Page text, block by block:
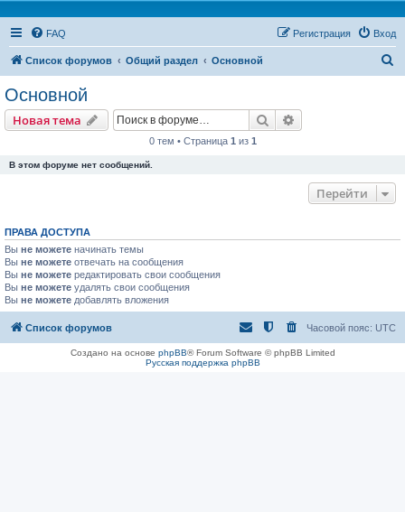
FAQ Вход
Регистрация
Список форумов Общий раздел Основной
Основной
Новая тема Поиск
0 тем • Страница 1 из 1
В этом форуме нет сообщений.
Перейти
ПРАВА ДОСТУПА
Вы не можете начинать темы
Вы не можете отвечать на сообщения
Вы не можете редактировать свои сообщения
Вы не можете удалять свои сообщения
Вы не можете добавлять вложения
Список форумов Часовой пояс: UTC
Создано на основе phpBB® Forum Software © phpBB Limited
Русская поддержка phpBB